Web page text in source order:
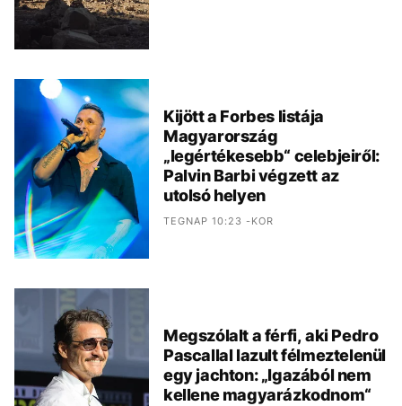
Kijött a Forbes listája
Magyarország
„legértékesebb“ celebjeiről:
Palvin Barbi végzett az
utolsó helyen
TEGNAP 10:23 -KOR
Megszólalt a férfi, aki Pedro
Pascallal lazult félmeztelenül
egy jachton: „Igazából nem
kellene magyarázkodnom“